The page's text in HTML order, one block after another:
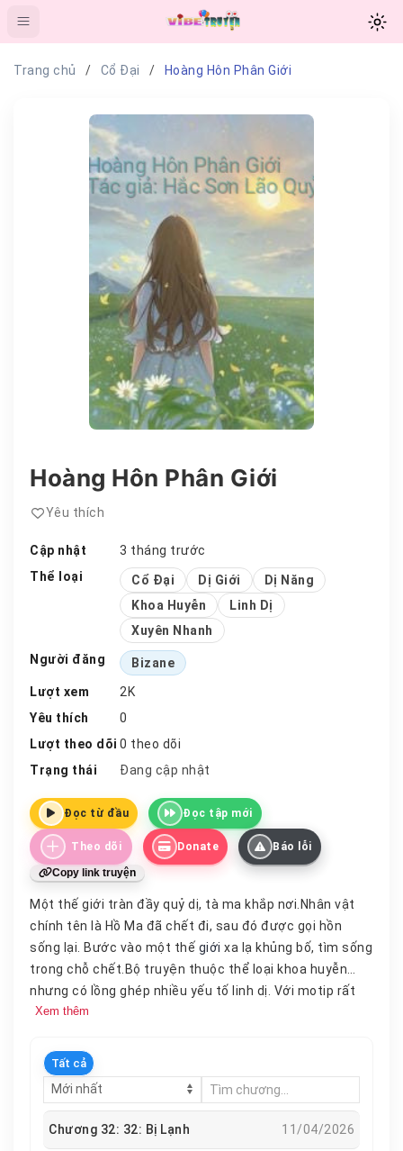
Trang chủ Cổ Đại Hoàng Hôn Phân Giới
Hoàng Hôn Phân Giới
Yêu thích
Cập nhật
3 tháng trước
Thể loại
Cổ Đại Dị Giới
Dị Năng
Khoa Huyễn
Linh Dị
Xuyên Nhanh
Người đăng
Bizane
Lượt xem
2K
Yêu thích
0
Lượt theo dõi 0 theo dõi
Trạng thái
Đang cập nhật
Đọc từ đầu Đọc tập mới
Theo dõi Donate Báo lỗi
Copy link truyện
Một thế giới tràn đầy quỷ dị, tà ma khắp nơi.Nhân vật
chính tên là Hồ Ma đã chết đi, sau đó được gọi hồn
sống lại. Bước vào một thế giới xa lạ khủng bố, tìm sống
trong chỗ chết.Bộ truyện thuộc thể loại khoa huyễn
nhưng có lồng ghép nhiều yếu tố linh dị. Với motip rất
mới lạ cùng bút lực chắc chắn, bộ truyện đang được
Xem thêm
Tất cả
Chương 32: 32: Bị Lạnh 11/04/2026